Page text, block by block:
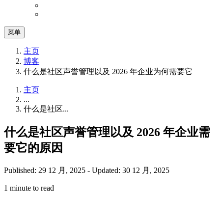
菜单
主页
博客
什么是社区声誉管理以及 2026 年企业为何需要它
主页
...
什么是社区...
什么是社区声誉管理以及 2026 年企业需
要它的原因
Published: 29 12 月, 2025 - Updated: 30 12 月, 2025
1 minute to read